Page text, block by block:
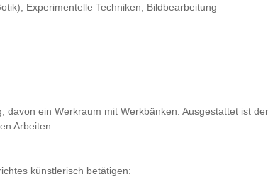
Experimentelle Techniken, Bildbearbeitung
ein Werkraum mit Werkbänken. Ausgestattet ist
Arbeiten.
künstlerisch betätigen: